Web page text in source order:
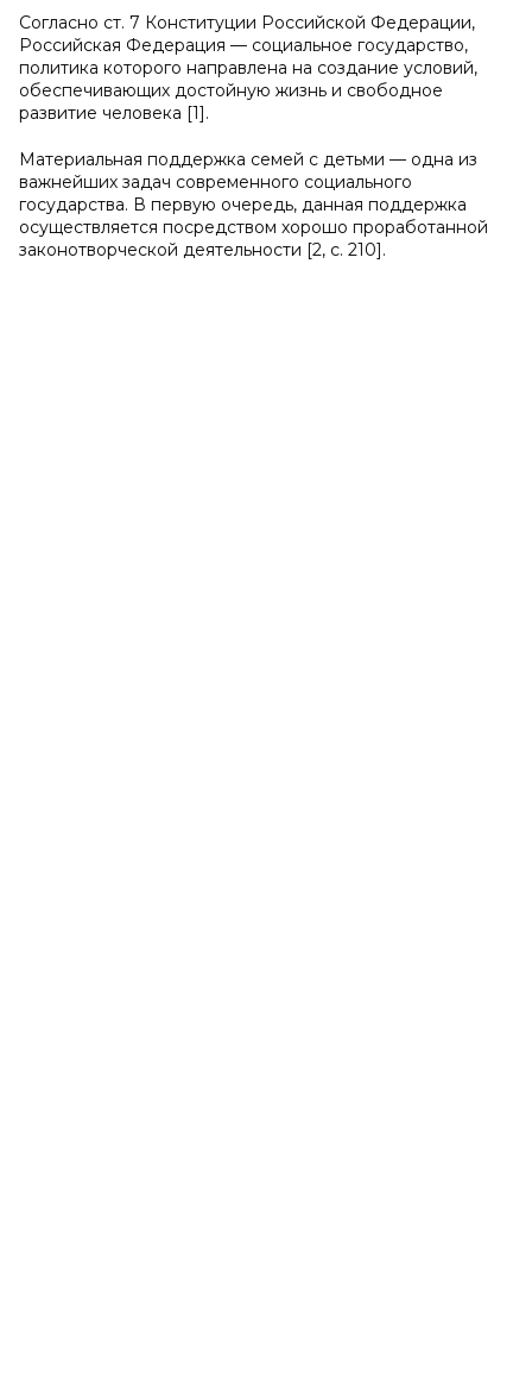
Согласно ст. 7 Конституции Российской Федерации,
Российская Федерация — социальное государство,
политика которого направлена на создание условий,
обеспечивающих достойную жизнь и свободное
развитие человека [1].
Материальная поддержка семей с детьми — одна из
важнейших задач современного социального
государства. В первую очередь, данная поддержка
осуществляется посредством хорошо проработанной
законотворческой деятельности [2, с. 210].